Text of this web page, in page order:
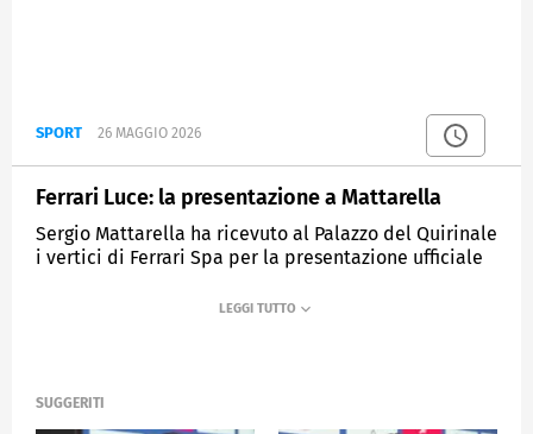
SPORT 26 MAGGIO 2026
Ferrari Luce: la presentazione a Mattarella
Sergio Mattarella ha ricevuto al Palazzo del Quirinale
i vertici di Ferrari Spa per la presentazione ufficiale
alimentazione interamente elettrica della casa di
SUGGERITI